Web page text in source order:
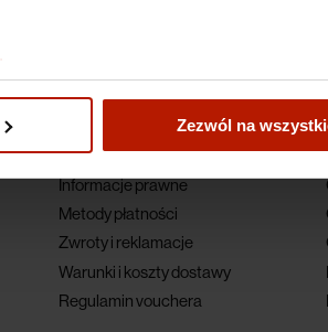
Zezwól na
Dla klienta
Polityka prywatności
Informacje prawne
Metody płatności
Zwroty i reklamacje
Warunki i koszty dostawy
Regulamin vouchera